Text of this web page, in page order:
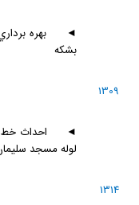
◄
بشكه
1309
◄ احداث خط
لوله مسجد
1314